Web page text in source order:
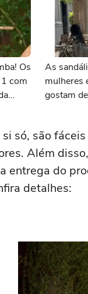
Os
com
As
mulheres
gostam
só, são
Além
entrega do
detalhes: